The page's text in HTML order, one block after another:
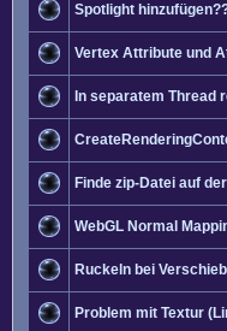
Spotlight
Vertex Attribute und
In separatem Thread
Finde zip-Datei auf
WebGL Normal
Ruckeln bei
Problem mit Textur